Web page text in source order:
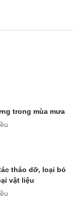
trong mùa mưa
tháo dỡ, loại bỏ
vật liệu